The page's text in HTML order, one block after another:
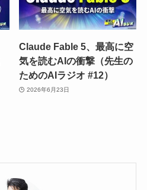
Claude Fable 5、最高に空
気を読むAIの衝撃（先生の
ためのAIラジオ #12）
2026年6月23日